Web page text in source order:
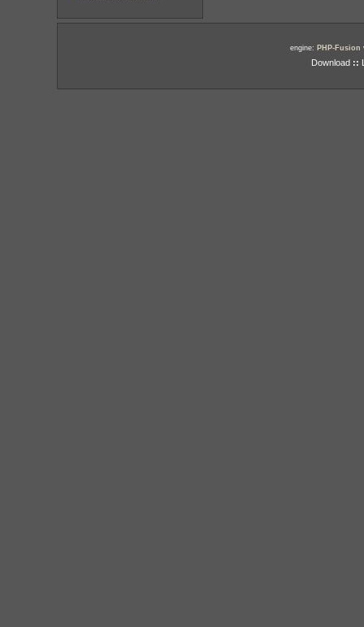
engine: PHP-Fusion
Download ::